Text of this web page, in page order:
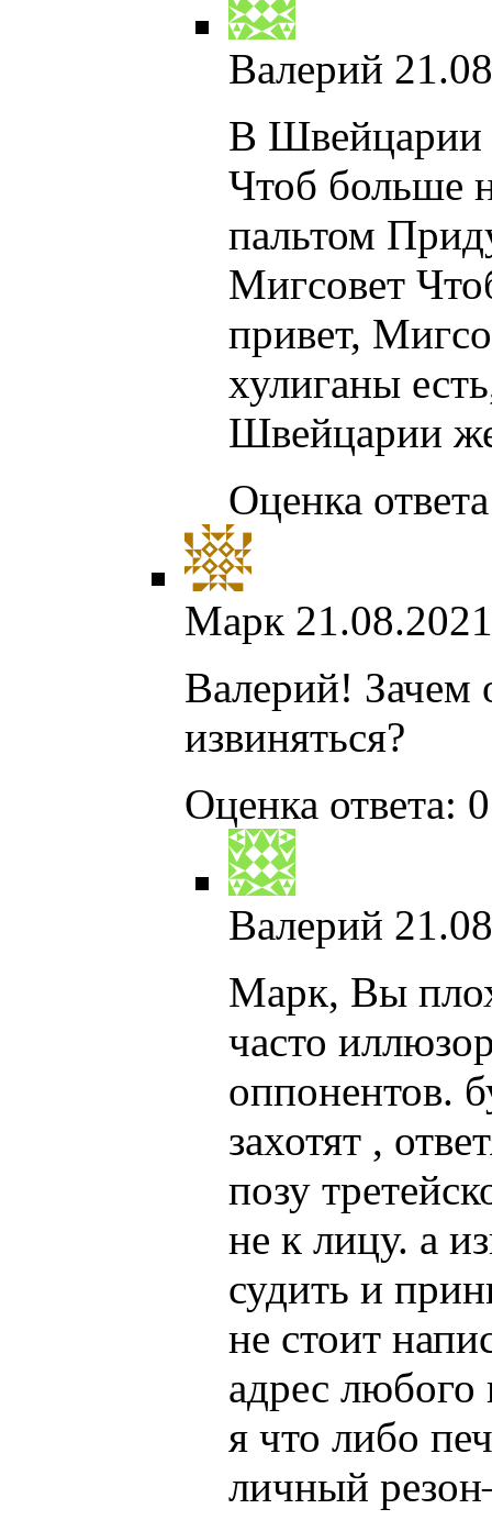
Валерий
В Швейцарии
Чтоб больше
пальтом
Мигсовет
привет,
хулиганы
Швейцарии
Оценка
Марк
Валерий! Зачем
извиняться?
Оценка ответа:
Валерий
Марк, Вы
часто
оппонентов.
захотят ,
позу
не к лицу. а
судить и
не стоит
адрес любого
я что либо
личный